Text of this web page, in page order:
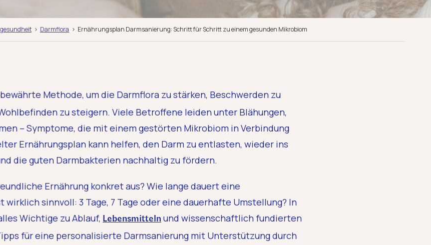
Darmflora Ernährungsplan Darmsanierung: Schritt für Schritt zu einem gesunden Mikrobiom
Methode, um die Darmflora zu stärken, Beschwerden zu
zu steigern. Viele Betroffene leiden unter Blähungen,
– Symptome, die mit einem gestörten Mikrobiom in Verbindung
Ernährungsplan kann helfen, den Darm zu entlasten, wieder ins
die guten Darmbakterien nachhaltig zu fördern.
Ernährung konkret aus? Wie lange dauert eine
wirklich sinnvoll: 3 Tage, 7 Tage oder eine dauerhafte Umstellung? In
Wichtige zu Ablauf, Lebensmitteln und wissenschaftlich fundierten
für eine personalisierte Darmsanierung mit Unterstützung durch